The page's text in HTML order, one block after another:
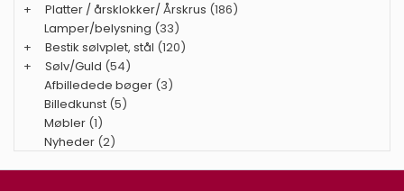
+
Platter / årsklokker/ Årskrus (186)
Lamper/belysning (33)
+
Bestik sølvplet, stål (120)
+
Sølv/Guld (54)
Afbilledede bøger (3)
Billedkunst (5)
Møbler (1)
Nyheder (2)